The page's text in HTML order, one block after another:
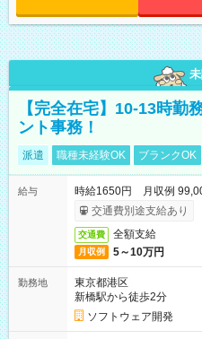
【完全在宅】10-13時勤
ント事務！
派遣 職種未経験OK ブランクOK
給与
時給1650円 月収例
交通費別途支給あり
交通費 全額支給
月収例 5～10万円
勤務地
東京都港区
新橋駅から徒歩2分
ソフトウェア開発